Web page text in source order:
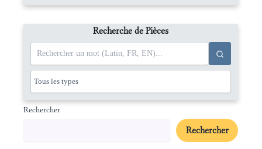
Recherche de Pièces
Rechercher
Rechercher